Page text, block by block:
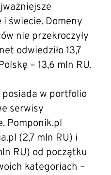
świecie. Domeny
nie przekroczyły
odwiedziło 13,7
– 13,6 mln RU.
w portfolio
serwisy
Pomponik.pl
(2,7 mln RU) i
RU) od początku
kategoriach –